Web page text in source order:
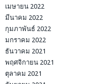
เมษายน 2022
มีนาคม 2022
กุมภาพันธ์ 2022
มกราคม 2022
ธันวาคม 2021
พฤศจิกายน 2021
ตุลาคม 2021